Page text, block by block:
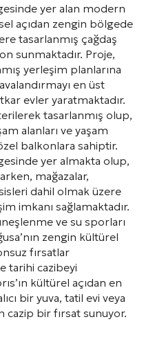
yer alan modern
açıdan zengin bölgede
tasarlanmış çağdaş
sunmaktadır. Proje,
yerleşim planlarına
en üst
evler yaratmaktadır.
tasarlanmış olup,
alanları ve yaşam
balkonlara sahiptir.
yer almakta olup,
mağazalar,
dahil olmak üzere
imkanı sağlamaktadır.
ve su sporları
zengin kültürel
fırsatlar
tarihi cazibeyi
kültürel açıdan en
bir yuva, tatil evi veya
cazip bir fırsat sunuyor.